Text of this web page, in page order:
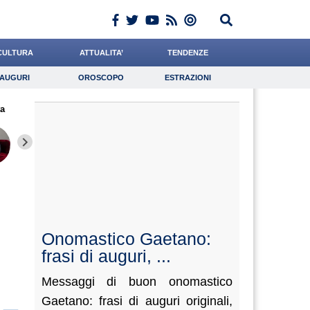
ATTUALITA’ TENDENZE
Auguri Oroscopo Estrazioni
AUGURI OROSCOPO ESTRAZIONI
Onomastico Gaetano:
frasi di auguri, ...
Messaggi di buon onomastico
Gaetano: frasi di auguri originali,